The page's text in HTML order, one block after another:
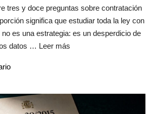
tres y doce preguntas sobre contratación
significa que estudiar toda la ley con
es una estrategia: es un desperdicio de
datos … Leer más